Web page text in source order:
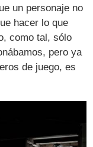
un personaje no
hacer lo que
como tal, sólo
pero ya
de juego, es